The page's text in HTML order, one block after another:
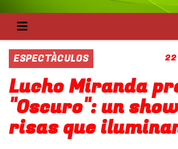
ESPECTÀCULOS
Lucho Miranda
"Oscuro": un
risas que